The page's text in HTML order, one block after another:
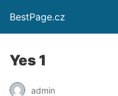
BestPage.cz
Yes 1
admin